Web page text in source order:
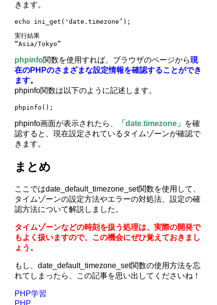
きます。
echo ini_get('date.timezone’);
実行結果
“Asia/Tokyo”
phpinfo関数を使用すれば、ブラウザのページから現
在のPHPのさまざまな設定情報を確認することができ
ます。
phpinfo関数は以下のように記述します。
phpinfo();
phpinfo画面が表示されたら、 「date.timezone」 を確
認すると、現在設定されているタイムゾーンが確認で
きます。
まとめ
ここではdate_default_timezone_set関数を使用して、
タイムゾーンの設定方法やエラーの対処法、設定の確
認方法について解説しました。
タイムゾーンなどの時刻を扱う処理は、実際の開発で
もよく扱いますので、この機会にぜひ覚えておきまし
ょう。
もし、date_default_timezone_set関数の使用方法を忘
れてしまったら、この記事を思い出してくださいね！
PHP学習